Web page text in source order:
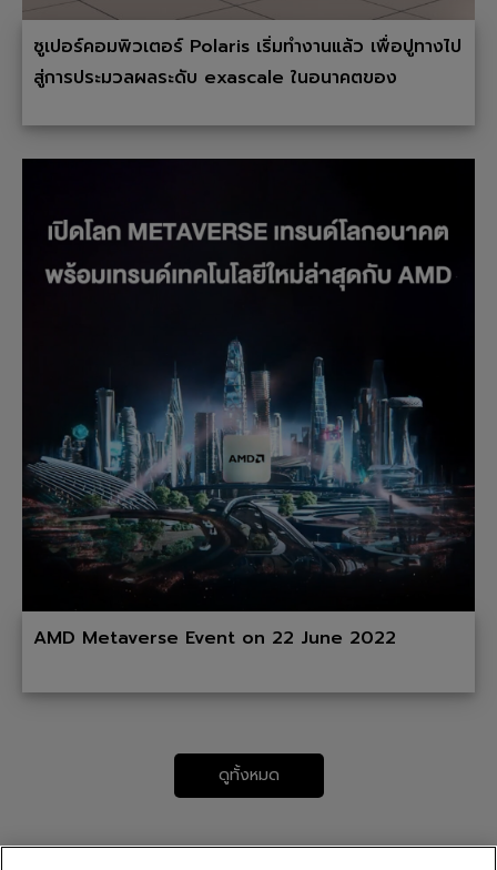
ซูเปอร์คอมพิวเตอร์ Polaris เริ่มทำงานแล้ว เพื่อปูทางไป
สู่การประมวลผลระดับ exascale ในอนาคตของ
AMD Metaverse Event on 22 June 2022
ดูทั้งหมด